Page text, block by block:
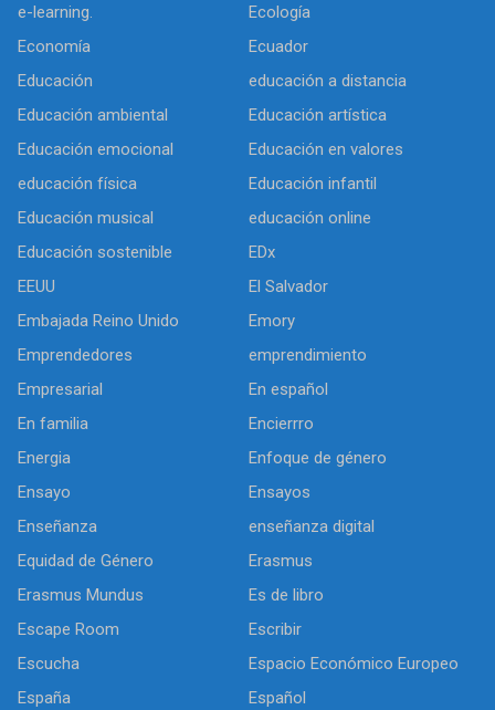
e-learning.
Ecología
Economía
Ecuador
Educación
educación a distancia
Educación ambiental
Educación artística
Educación emocional
Educación en valores
educación física
Educación infantil
Educación musical
educación online
Educación sostenible
EDx
EEUU
El Salvador
Embajada Reino Unido
Emory
Emprendedores
emprendimiento
Empresarial
En español
En familia
Encierrro
Energia
Enfoque de género
Ensayo
Ensayos
Enseñanza
enseñanza digital
Equidad de Género
Erasmus
Erasmus Mundus
Es de libro
Escape Room
Escribir
Escucha
Espacio Económico Europeo
España
Español